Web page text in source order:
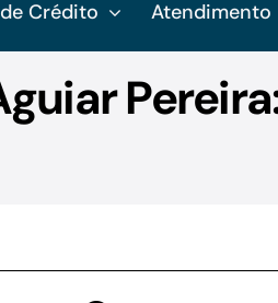
Crédito Atendimento